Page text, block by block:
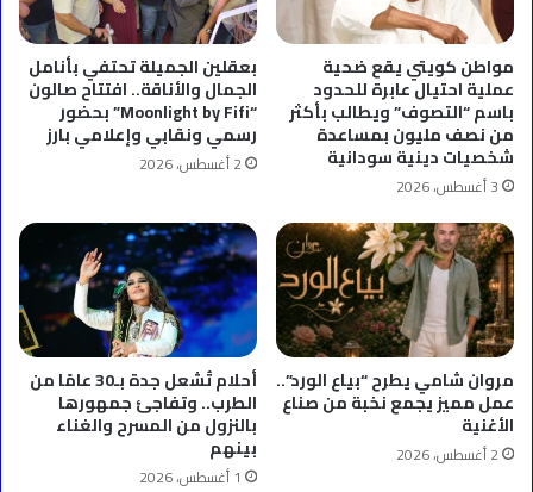
مواطن كويتي يقع ضحية
عملية احتيال عابرة للحدود
باسم “التصوف” ويطالب بأكثر
من نصف مليون بمساعدة
شخصيات دينية سودانية
3 أغسطس، 2026
بعقلين الجميلة تحتفي بأنامل
الجمال والأناقة.. افتتاح صالون
“Moonlight by Fifi” بحضور
رسمي ونقابي وإعلامي بارز
2 أغسطس، 2026
مروان شامي يطرح “بياع الورد”..
عمل مميز يجمع نخبة من صناع
الأغنية
2 أغسطس، 2026
أحلام تُشعل جدة بـ30 عامًا من
الطرب.. وتفاجئ جمهورها
بالنزول من المسرح والغناء
بينهم
1 أغسطس، 2026